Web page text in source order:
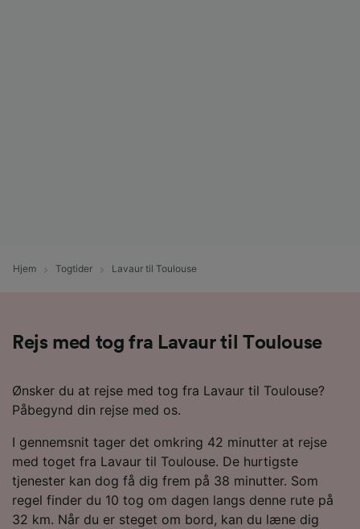
Hjem Togtider Lavaur til Toulouse
Rejs med tog fra Lavaur til Toulouse
Ønsker du at rejse med tog fra Lavaur til Toulouse?
Påbegynd din rejse med os.
I gennemsnit tager det omkring 42 minutter at rejse
med toget fra Lavaur til Toulouse. De hurtigste
tjenester kan dog få dig frem på 38 minutter. Som
regel finder du 10 tog om dagen langs denne rute på
32 km. Når du er steget om bord, kan du læne dig